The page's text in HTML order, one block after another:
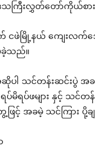
သကြီးလွှတ်တော်ကိုယ်စာ
ငဖဲမြို့နယ် ကျေးလက်ဒ
ခဲ့သည်။
သင်တန်းဆင်းပွဲ အခ
ရပ်မိရပ်ဖများ နှင့် သင်တန်
ြင့် အခမဲ့ သင်ကြား ပို့ခ